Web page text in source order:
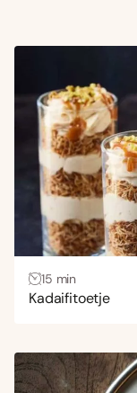
15 min
Kadaifitoetje